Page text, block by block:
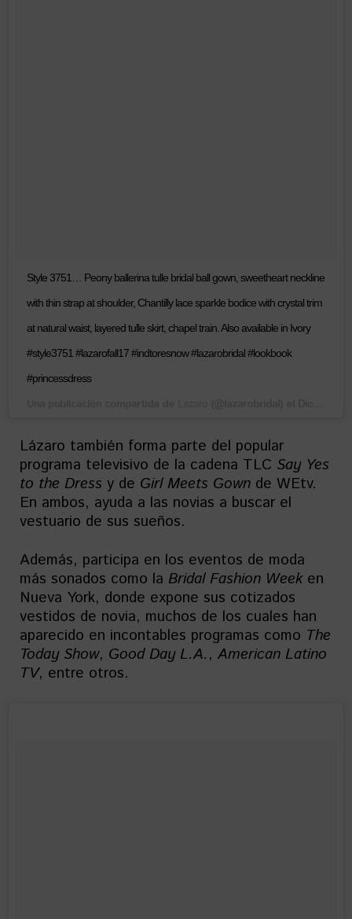
Style 3751… Peony ballerina tulle bridal ball gown, sweetheart neckline
with thin strap at shoulder, Chantilly lace sparkle bodice with crystal trim
at natural waist, layered tulle skirt, chapel train. Also available in Ivory
#style3751 #lazarofall17 #indtoresnow #lazarobridal #lookbook
#princessdress
Lázaro también forma parte del popular
programa televisivo de la cadena TLC Say Yes
to the Dress y de Girl Meets Gown de WEtv.
En ambos, ayuda a las novias a buscar el
vestuario de sus sueños.
Además, participa en los eventos de moda
más sonados como la Bridal Fashion Weeken
Nueva York, donde expone sus cotizados
vestidos de novia, muchos de los cuales han
aparecido en incontables programas como The
Today Show, Good Day L.A., American Latino
TV, entre otros.